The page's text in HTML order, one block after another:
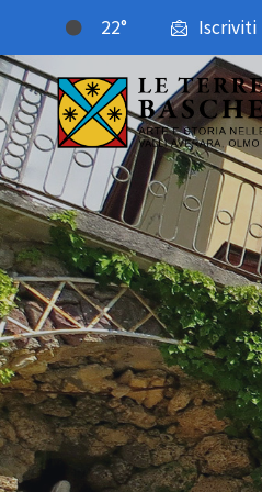
22° Iscriviti